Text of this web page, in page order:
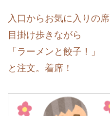
入口からお気に入りの席
目掛け歩きながら
「ラーメンと餃子！」
と注文。着席！